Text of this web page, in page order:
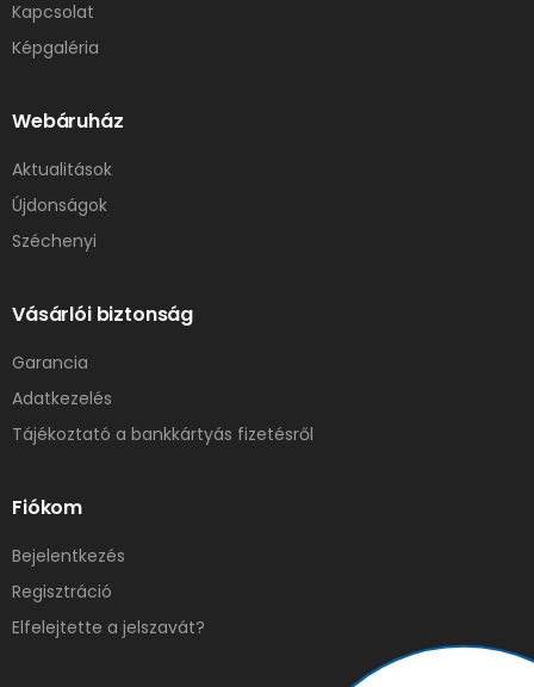
Kapcsolat
Képgaléria
Webáruház
Aktualitások
Újdonságok
Széchenyi
Vásárlói biztonság
Garancia
Adatkezelés
Tájékoztató a bankkártyás fizetésről
Fiókom
Bejelentkezés
Regisztráció
Elfelejtette a jelszavát?